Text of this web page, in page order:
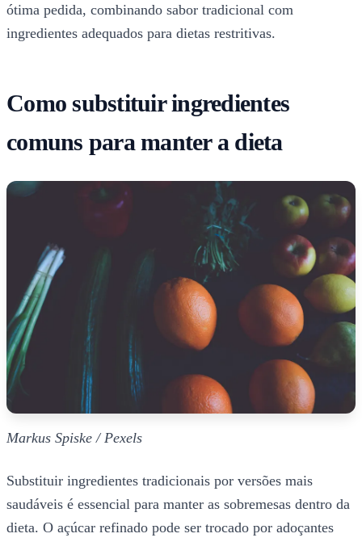
ótima pedida, combinando sabor tradicional com
ingredientes adequados para dietas restritivas.
Como substituir ingredientes
comuns para manter a dieta
Markus Spiske / Pexels
Substituir ingredientes tradicionais por versões mais
saudáveis é essencial para manter as sobremesas dentro da
dieta. O açúcar refinado pode ser trocado por adoçantes